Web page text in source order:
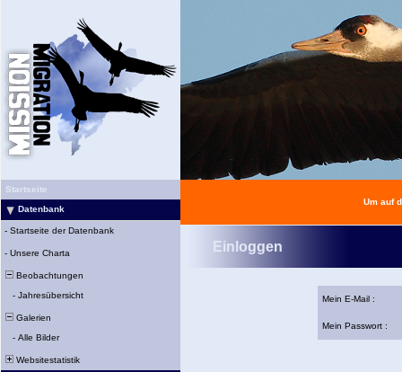
Startseite
Datenbank
- Startseite der Datenbank
- Unsere Charta
Beobachtungen
- Jahresübersicht
Galerien
- Alle Bilder
Websitestatistik
Um auf
Einloggen
Mein E-Mail :
Mein Passwort :